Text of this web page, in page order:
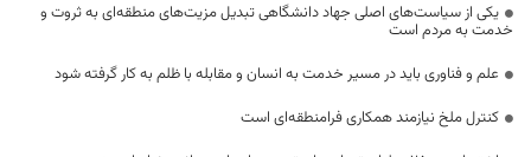
یکی از سیاست‌های اصلی جهاد دانشگاهی تبدیل مزیت‌های منطقه‌ای به ثروت و
خدمت به مردم است
علم و فناوری باید در مسیر خدمت به انسان و مقابله با ظلم به کار گرفته شود
کنترل ملخ نیازمند همکاری فرامنطقه‌ای است